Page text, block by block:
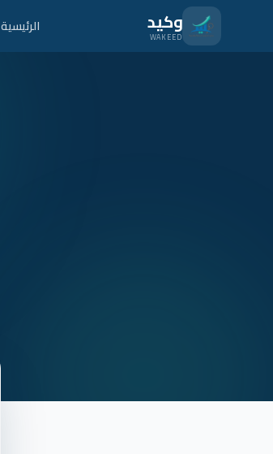
انتقل للمحتوى الرئيسيوكيد
WAKEED الرئيسية